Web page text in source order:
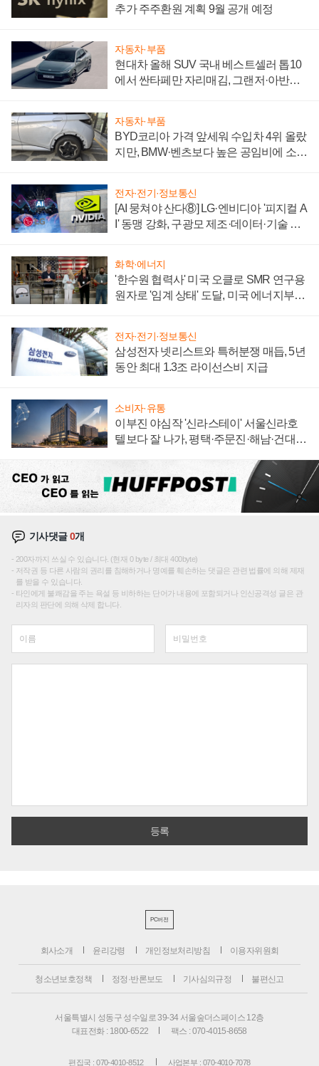
추가 주주환원 계획 9월 공개 예정
자동차·부품
현대차 올해 SUV 국내 베스트셀러 톱10
에서 싼타페만 자리매김, 그랜저·아반떼
자동차·부품
BYD코리아 가격 앞세워 수입차 4위 올랐
지만, BMW·벤츠보다 높은 공임비에 소비
전자·전기·정보통신
[AI 뭉쳐야 산다⑧] LG·엔비디아 '피지컬 A
I' 동맹 강화, 구광모 제조·데이터·기술 결
화학·에너지
'한수원 협력사' 미국 오클로 SMR 연구용
원자로 '임계 상태' 도달, 미국 에너지부
전자·전기·정보통신
삼성전자 넷리스트와 특허분쟁 매듭, 5년
동안 최대 1.3조 라이선스비 지급
소비자·유통
이부진 야심작 '신라스테이' 서울신라호
텔보다 잘 나가, 평택·주문진·해남·건대로
기사댓글0개
200자까지 쓰실 수 있습니다. (현재 0 byte / 최대 400byte)
저작권 등 다른 사람의 권리를 침해하거나 명예를 훼손하는 댓글은 관련 법률에 의해 제재
를 받을 수 있습니다.
타인에게 불쾌감을 주는 욕설 등 비하하는 단어가 내용에 포함되거나 인신공격성 글은 관
리자의 판단에 의해 삭제 합니다.
PC버전
회사소개 윤리강령 개인정보처리방침 이용자위원회
청소년보호정책 정정·반론보도 기사심의규정 불편신고
서울특별시 성동구 성수일로 39-34 서울숲더스페이스 12층
대표전화 : 1800-6522
팩스 : 070-4015-8658
편집국 : 070-4010-8512 사업본부 : 070-4010-7078